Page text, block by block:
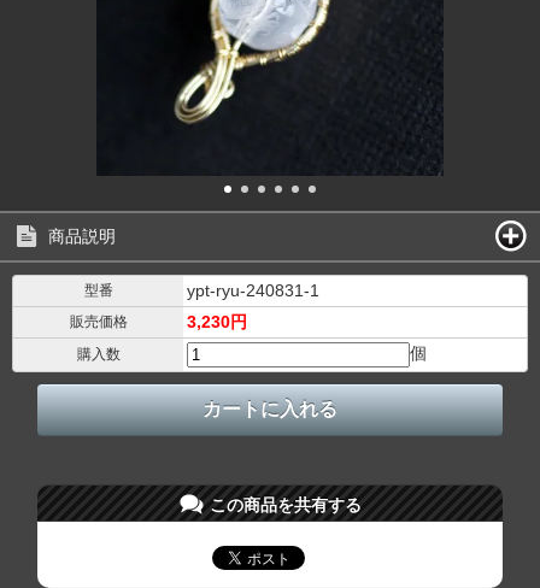
商品説明
型番 ypt-ryu-240831-1
販売価格 3,230円
購入数 個
この商品を共有する